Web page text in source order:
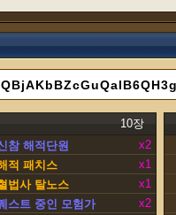
10장
참 해적단원
x2
적 패치스
x1
법사 탈노스
x1
스트 중인 모험가
x2